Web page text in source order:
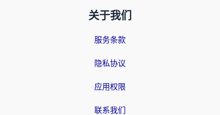
关于我们
服务条款
隐私协议
应用权限
联系我们